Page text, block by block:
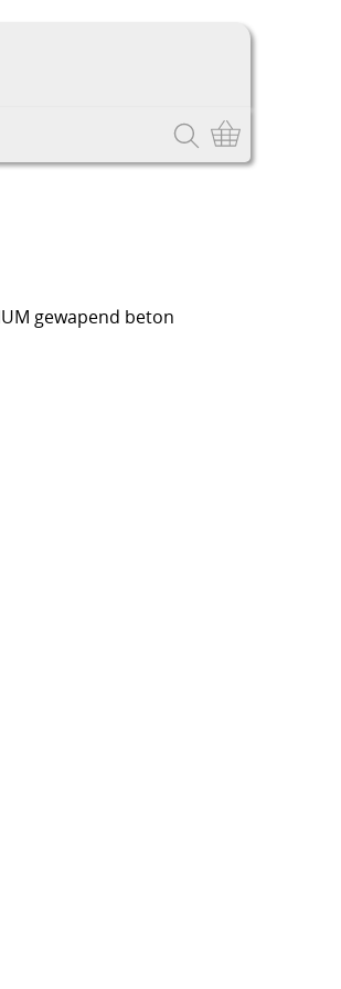
gewapend beton